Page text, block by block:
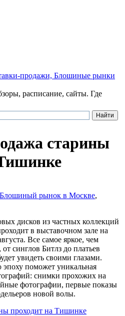
продажи, Блошиные рынки
расписание, сайты. Где
старины
Блошиный рынок в Москве,
дисков из частных коллекций
в выставочном зале на
Все самое яркое, чем
синглов Битлз до платьев
увидеть своими глазами.
эпоху поможет уникальная
снимки прохожих на
фотографии, первые показы
новой волы.